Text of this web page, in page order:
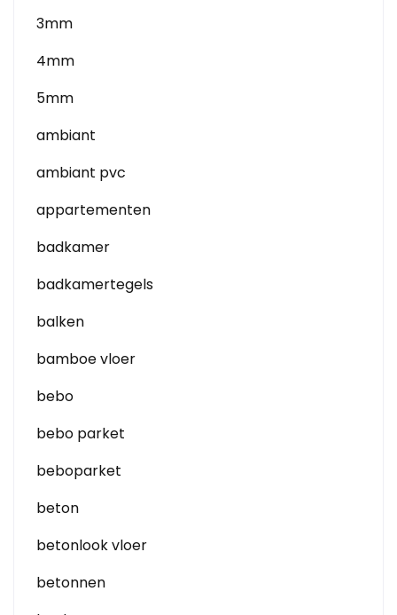
3mm
4mm
5mm
ambiant
ambiant pvc
appartementen
badkamer
badkamertegels
balken
bamboe vloer
bebo
bebo parket
beboparket
beton
betonlook vloer
betonnen